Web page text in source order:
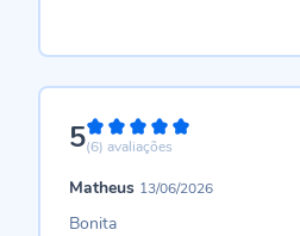
5100%
(6) avaliações
Matheus 13/06/2026
Bonita